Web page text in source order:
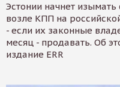
Эстонии начнет
возле КПП на
- если их законные
месяц - продавать. Об
издание ERR